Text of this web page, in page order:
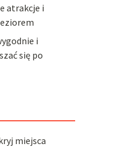
atrakcje i
i
się po
miejsca